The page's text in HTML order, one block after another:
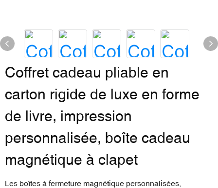
Coffret cadeau pliable en
carton rigide de luxe en forme
de livre, impression
personnalisée, boîte cadeau
magnétique à clapet
Les boîtes à fermeture magnétique personnalisées,